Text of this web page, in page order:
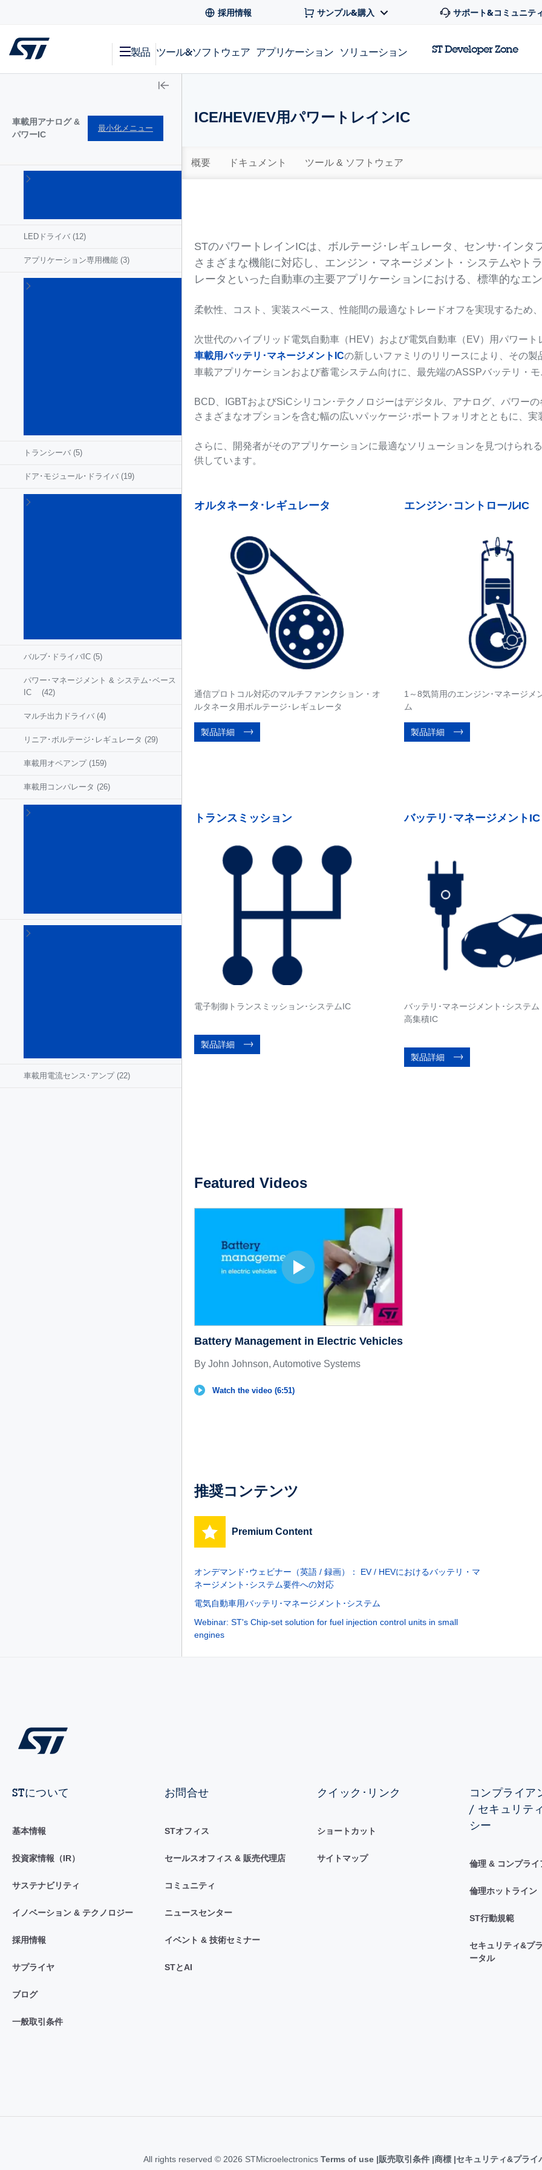
採用情報 サンプル&購入 サポート&コミュニテ
製品 ツール&ソフトウェア アプリケーション ソリューション ST Developer Zone
車載用アナログ &
パワーIC
最小化メニュー
LEDドライバ (12)
アプリケーション専用機能 (3)
トランシーバ (5)
ドア･モジュール･ドライバ (19)
サイ
バルブ･ドライバIC (5)
パワー･マネージメント & システム･ベース
IC (42)
マルチ出力ドライバ (4)
リニア･ボルテージ･レギュレータ (29)
車載用オペアンプ (159)
車載用コンパレータ (26)
(41)
車載用電流センス･アンプ (22)
ICE/HEV/EV用パワートレインIC
概要 ドキュメント ツール & ソフトウェア
STのパワートレインICは、ボルテージ･レギュレータ、センサ･イン
さまざまな機能に対応し、エンジン・マネージメント・システムやト
レータといった自動車の主要アプリケーションにおける、標準的なエ
柔軟性、コスト、実装スペース、性能間の最適なトレードオフを実現するため
次世代のハイブリッド電気自動車（HEV）および電気自動車（EV）用パワー
車載用バッテリ･マネージメントICの新しいファミリのリリースにより、その
車載アプリケーションおよび蓄電システム向けに、最先端のASSPバッテリ・
BCD、IGBTおよびSiCシリコン･テクノロジーはデジタル、アナログ、パワー
さまざまなオプションを含む幅の広いパッケージ･ポートフォリオとともに、実
さらに、開発者がそのアプリケーションに最適なソリューションを見つけられ
供しています。
オルタネータ･レギュレータ
通信プロトコル対応のマルチファンクション・オ
ルタネータ用ボルテージ･レギュレータ
製品詳細
エンジン･コントロールIC
1～8気筒用のエンジン･マネージメ
ム
製品詳細
トランスミッション
電子制御トランスミッション･システムIC
製品詳細
バッテリ･マネージメントIC
バッテリ･マネージメント･システム
高集積IC
製品詳細
Featured Videos
Battery Management in Electric Vehicles
By John Johnson, Automotive Systems
Watch the video (6:51)
推奨コンテンツ
Premium Content
オンデマンド･ウェビナー（英語 / 録画）： EV / HEVにおけるバッテリ・マ
ネージメント･システム要件への対応
電気自動車用バッテリ･マネージメント･システム
Webinar: ST's Chip-set solution for fuel injection control units in small
engines
STについて
基本情報
投資家情報（IR）
サステナビリティ
イノベーション & テクノロジー
採用情報
サプライヤ
ブログ
一般取引条件
お問合せ
STオフィス
セールスオフィス & 販売代理店
コミュニティ
ニュースセンター
イベント & 技術セミナー
STとAI
クイック･リンク
ショートカット
サイトマップ
コンプライア
/ セキュリテ
シー
倫理 & コンプライ
倫理ホットライン
ST行動規範
セキュリティ&プ
ータル
All rights reserved © 2026 STMicroelectronics Terms of use 販売取引条件 商標 セキュリティ&プライ